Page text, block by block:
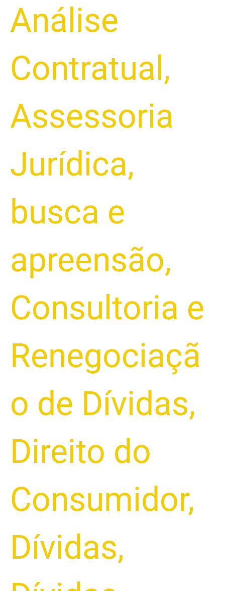
Análise
Contratual ,
Assessoria
Jurídica,
busca e
apreensão,
Consultoria e
Renegociaçã
o de Dívidas,
Direito do
Consumidor,
Dívidas,